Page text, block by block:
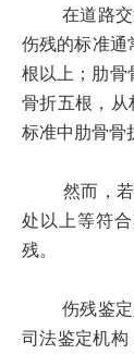
在道路交通
伤残的标准通
根以上；肋骨
骨折五根，从
标准中肋骨骨
然而，若存
处以上等符
残。
伤残鉴定是
司法鉴定机构